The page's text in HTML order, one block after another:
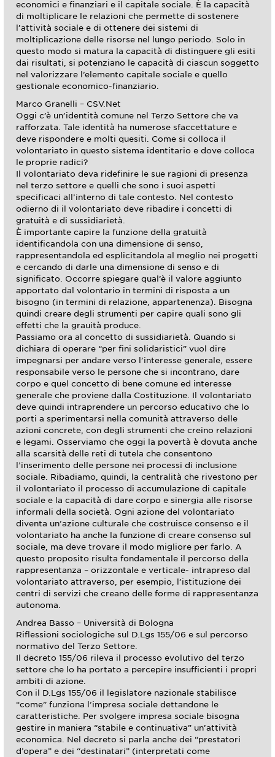
economici e finanziari e il capitale sociale. È la capacità
di moltiplicare le relazioni che permette di sostenere
l’attività sociale e di ottenere dei sistemi di
moltiplicazione delle risorse nel lungo periodo. Solo in
questo modo si matura la capacità di distinguere gli esiti
dai risultati, si potenziano le capacità di ciascun soggetto
nel valorizzare l’elemento capitale sociale e quello
gestionale economico-finanziario.
Marco Granelli – CSV.Net
Oggi c’è un’identità comune nel Terzo Settore che va
rafforzata. Tale identità ha numerose sfaccettature e
deve rispondere e molti quesiti. Come si colloca il
volontariato in questo sistema identitario e dove colloca
le proprie radici?
Il volontariato deva ridefinire le sue ragioni di presenza
nel terzo settore e quelli che sono i suoi aspetti
specificaci all’interno di tale contesto. Nel contesto
odierno di il volontariato deve ribadire i concetti di
gratuità e di sussidiarietà.
È importante capire la funzione della gratuità
identificandola con una dimensione di senso,
rappresentandola ed esplicitandola al meglio nei progetti
e cercando di darle una dimensione di senso e di
significato. Occorre spiegare qual’è il valore aggiunto
apportato dal volontario in termini di risposta a un
bisogno (in termini di relazione, appartenenza). Bisogna
quindi creare degli strumenti per capire quali sono gli
effetti che la grauità produce.
Passiamo ora al concetto di sussidiarietà. Quando si
dichiara di operare “per fini solidaristici” vuol dire
impegnarsi per andare verso l’interesse generale, essere
responsabile verso le persone che si incontrano, dare
corpo e quel concetto di bene comune ed interesse
generale che proviene dalla Costituzione. Il volontariato
deve quindi intraprendere un percorso educativo che lo
porti a sperimentarsi nella comunità attraverso delle
azioni concrete, con degli strumenti che creino relazioni
e legami. Osserviamo che oggi la povertà è dovuta anche
alla scarsità delle reti di tutela che consentono
l’inserimento delle persone nei processi di inclusione
sociale. Ribadiamo, quindi, la centralità che rivestono per
il volontariato il processo di accumulazione di capitale
sociale e la capacità di dare corpo e sinergia alle risorse
informali della società. Ogni azione del volontariato
diventa un’azione culturale che costruisce consenso e il
volontariato ha anche la funzione di creare consenso sul
sociale, ma deve trovare il modo migliore per farlo. A
questo proposito risulta fondamentale il percorso della
rappresentanza – orizzontale e verticale- intrapreso dal
volontariato attraverso, per esempio, l’istituzione dei
centri di servizi che creano delle forme di rappresentanza
autonoma.
Andrea Basso – Università di Bologna
Riflessioni sociologiche sul D.Lgs 155/06 e sul percorso
normativo del Terzo Settore.
Il decreto 155/06 rileva il processo evolutivo del terzo
settore che lo ha portato a percepire insufficienti i propri
ambiti di azione.
Con il D.Lgs 155/06 il legislatore nazionale stabilisce
“come” funziona l’impresa sociale dettandone le
caratteristiche. Per svolgere impresa sociale bisogna
gestire in maniera “stabile e continuativa” un’attività
economica. Nel decreto si parla anche dei “prestatori
d’opera” e dei “destinatari” (interpretati come